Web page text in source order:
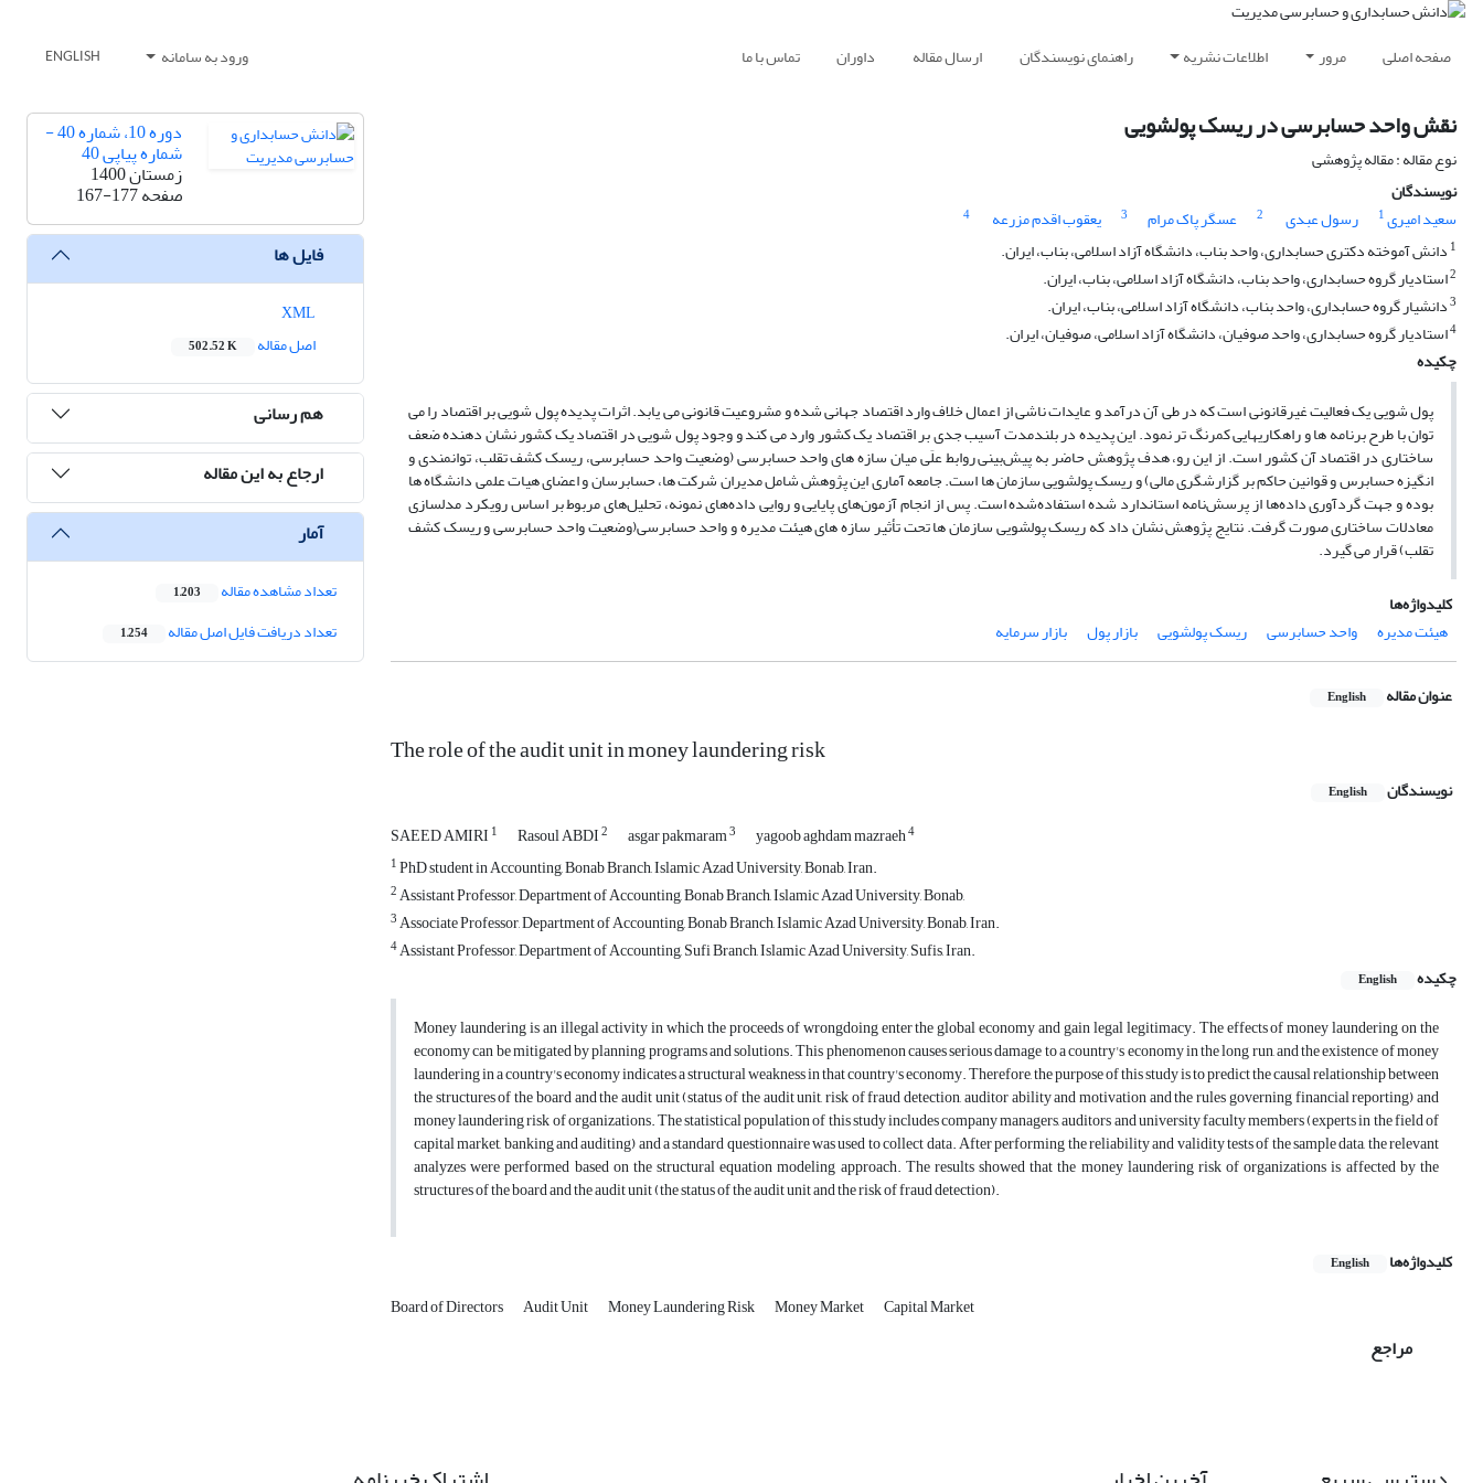
صفحه اصلی مرور اطلاعات نشریه راهنمای نویسندگان ارسال مقاله داوران تماس با ما ورود به سامانه ENGLISH
نقش واحد حسابرسی در ریسک پولشویی
نوع مقاله : مقاله پژوهشی
نویسندگان
سعید امیری1 رسول عبدی 2 عسگر پاک مرام 3 یعقوب اقدم مزرعه
4
1 دانش آموخته دکتری حسابداری، واحد بناب، دانشگاه آزاد اسلامی، بناب، ایران.
2استادیار گروه حسابداری، واحد بناب، دانشگاه آزاد اسلامی، بناب، ایران.
3دانشیار گروه حسابداری، واحد بناب، دانشگاه آزاد اسلامی، بناب، ایران.
4استادیار گروه حسابداری، واحد صوفیان، دانشگاه آزاد اسلامی، صوفیان، ایران.
چکیده
پول شویی یک فعالیت غیرقانونی است که در طی آن درآمد و عایدات ناشی از اعمال خلاف وارد اقتصاد جهانی شده و مشروعیت قانونی می یابد. اثرات پدیده پول شویی بر اقتصاد را می
توان با طرح برنامه ها و راهکاریهایی کمرنگ تر نمود. این پدیده در بلندمدت آسیب جدی بر اقتصاد یک کشور وارد می کند و وجود پول شویی در اقتصاد یک کشور نشان دهنده ضعف
ساختاری در اقتصاد آن کشور است. از این رو، هدف پژوهش حاضر به پیش‌بینی روابط علَی میان سازه های واحد حسابرسی (وضعیت واحد حسابرسی، ریسک کشف تقلب، توانمندی و
انگیزه حسابرس و قوانین حاکم بر گزارشگری مالی) و ریسک پولشویی سازمان ها است. جامعه آماری این پژوهش شامل مدیران شرکت ها، حسابرسان و اعضای هیات علمی دانشگاه ها
بوده و جهت گردآوری داده‌ها از پرسش‌نامه استاندارد شده استفاده‌شده است. پس از انجام آزمون‌های پایایی و روایی داده‌های نمونه، تحلیل‌های مربوط بر اساس رویکرد مدلسازی
معادلات ساختاری صورت گرفت. نتایج پژوهش نشان داد که ریسک پولشویی سازمان ها تحت تأثیر سازه های هیئت مدیره و واحد حسابرسی(وضعیت واحد حسابرسی و ریسک کشف
تقلب) قرار می گیرد.
کلیدواژه‌ها
هیئت مدیره
واحد حسابرسی ریسک پولشویی بازار پول بازار سرمایه
عنوان مقاله English
The role of the audit unit in money laundering risk
نویسندگان English
SAEED AMIRI 1 Rasoul ABDI2 asgar pakmaram3 yagoob aghdam mazraeh4
1PhD student in Accounting, Bonab Branch, Islamic Azad University, Bonab, Iran.
2Assistant Professor, Department of Accounting, Bonab Branch, Islamic Azad University, Bonab,
3Associate Professor, Department of Accounting, Bonab Branch, Islamic Azad University, Bonab, Iran.
4Assistant Professor, Department of Accounting, Sufi Branch, Islamic Azad University, Sufis, Iran.
چکیده
English
Money laundering is an illegal activity in which the proceeds of wrongdoing enter the global economy and gain legal legitimacy. The effects of money laundering on the
economy can be mitigated by planning programs and solutions. This phenomenon causes serious damage to a country's economy in the long run, and the existence of money
laundering in a country's economy indicates a structural weakness in that country's economy. Therefore, the purpose of this study is to predict the causal relationship between
the structures of the board and the audit unit (status of the audit unit, risk of fraud detection, auditor ability and motivation and the rules governing financial reporting) and
money laundering risk of organizations. The statistical population of this study includes company managers, auditors and university faculty members (experts in the field of
capital market, banking and auditing) and a standard questionnaire was used to collect data. After performing the reliability and validity tests of the sample data, the relevant
analyzes were performed based on the structural equation modeling approach. The results showed that the money laundering risk of organizations is affected by the
structures of the board and the audit unit (the status of the audit unit and the risk of fraud detection).
کلیدواژه‌ها English
Board of Directors Audit Unit Money Laundering Risk Money Market Capital Market
مراجع
دوره 10، شماره 40 -
شماره پیاپی 40
زمستان 1400
صفحه167-177
فایل ها
اصل مقاله
502.52 K
هم رسانی
ارجاع به این مقاله
آمار
تعداد مشاهده مقاله 1,203
تعداد دریافت فایل اصل مقاله 1,254